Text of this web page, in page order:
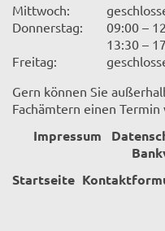
Mittwoch:
Donnerstag:
09:00 –
13:30 –
Freitag:
Gern können Sie
Fachämtern einen Termin
Impressum
Startseite